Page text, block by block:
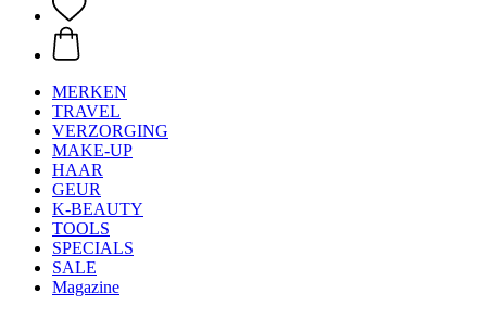
MERKEN
TRAVEL
VERZORGING
MAKE-UP
HAAR
GEUR
K-BEAUTY
TOOLS
SPECIALS
SALE
Magazine